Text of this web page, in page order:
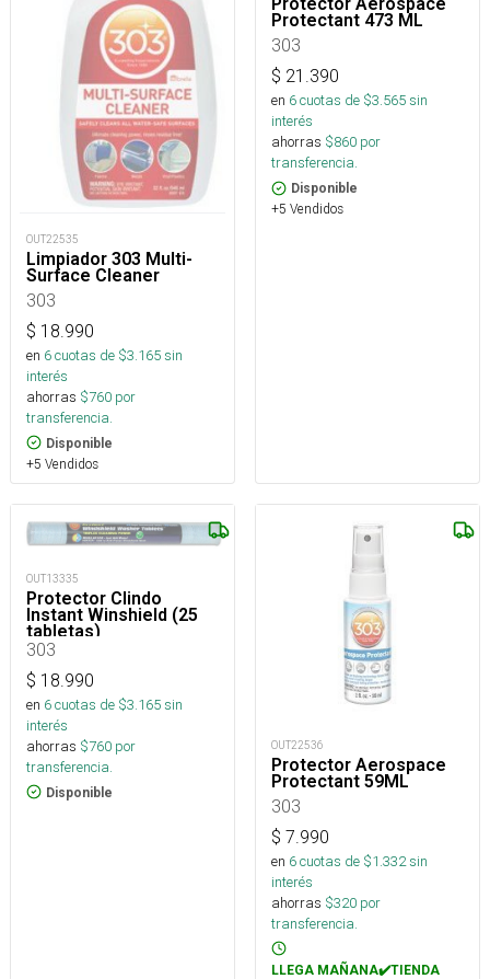
OUT22535
Limpiador 303 Multi-
Surface Cleaner
303
$ 18.990
en 6cuotas de $3.165sin
interés
ahorras $760 por
transferencia.
Disponible
+5 Vendidos
Protectant 473 ML
303
$ 21.390
en 6cuotas de $3.565sin
interés
ahorras $860 por
transferencia.
Disponible
+5 Vendidos
OUT13335
Protector Clindo
Instant Winshield (25
tabletas)
303
$ 18.990
en 6cuotas de $3.165sin
interés
ahorras $760 por
transferencia.
Disponible
OUT22536
Protector Aerospace
Protectant 59ML
303
$ 7.990
en 6cuotas de $1.332sin
interés
ahorras $320 por
transferencia.
LLEGA MAÑANA✔️TIENDA